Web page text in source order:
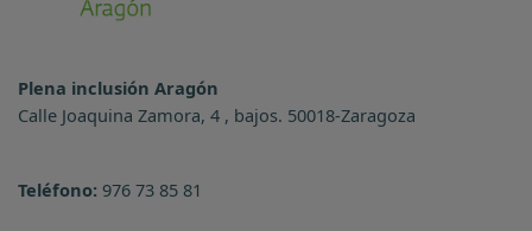
Plena inclusión Aragón
Calle Joaquina Zamora, 4 , bajos. 50018-Zaragoza
Teléfono: 976 73 85 81